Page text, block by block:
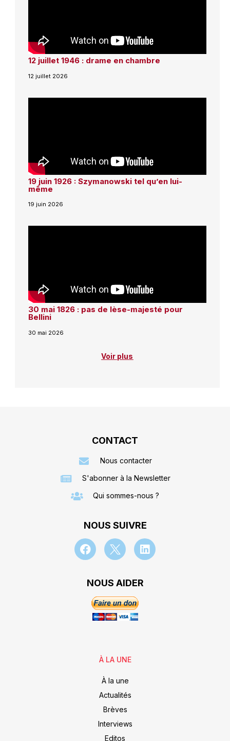
12 juillet 1946 : drame en chambre
12 juillet 2026
19 juin 1926 : Szymanowski tel qu’en lui-
même
19 juin 2026
30 mai 1826 : pas de lèse-majesté pour
Bellini
30 mai 2026
Voir plus
CONTACT
Nous contacter
S'abonner à la Newsletter
Qui sommes-nous ?
NOUS SUIVRE
NOUS AIDER
À LA UNE
À la une
Actualités
Brèves
Interviews
Editos